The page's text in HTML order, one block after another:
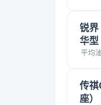
锐
华型
平均
传
座）